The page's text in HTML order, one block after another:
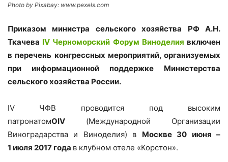
Photo by Pixabay: www.pexels.com
Приказом министра сельского хозяйства РФ А.Н.
Ткачева IV Черноморский Форум Виноделия включен
в перечень конгрессных мероприятий, организуемых
при информационной поддержке Министерства
сельского хозяйства России.
IV
ЧФВ проводится под высоким
патронатомOIV (Международной Организации
Виноградарства и Виноделия) в Москве 30 июня –
1 июля 2017 года в клубном отеле «Корстон».